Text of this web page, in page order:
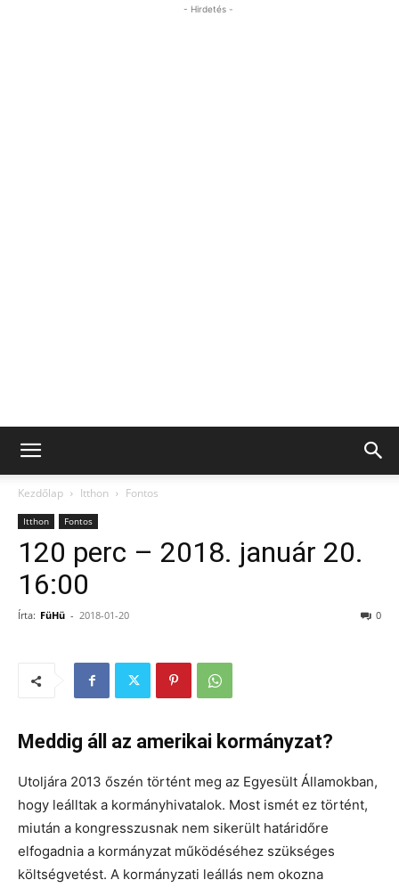
- Hirdetés -
Kezdőlap Itthon Fontos
Itthon Fontos
120 perc – 2018. január 20.
16:00
Írta: FüHü - 2018-01-20 0
Meddig áll az amerikai kormányzat?
Utoljára 2013 őszén történt meg az Egyesült Államokban,
hogy leálltak a kormányhivatalok. Most ismét ez történt,
miután a kongresszusnak nem sikerült határidőre
elfogadnia a kormányzat működéséhez szükséges
költségvetést. A kormányzati leállás nem okozna